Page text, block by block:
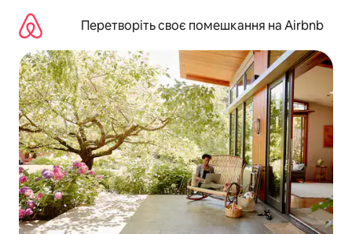
вмісту
Перетворіть своє помешкання на Airbnb